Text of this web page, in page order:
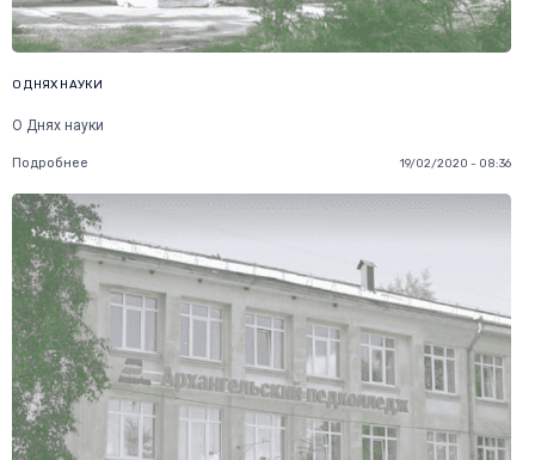
О ДНЯХ НАУКИ
О Днях науки
Подробнее 19/02/2020 - 08:36